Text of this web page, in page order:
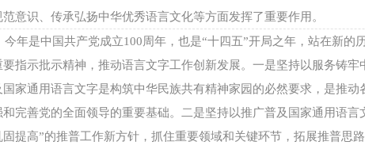
意识、传承弘扬中华优秀语言文化等方面发挥了重要作用。
今年是中国共产党成立100周年，也是“十四五”开局之年，站在新的
指示批示精神，推动语言文字工作创新发展。一是坚持以服务铸
家通用语言文字是构筑中华民族共有精神家园的必然要求，是推
完善党的全面领导的重要基础。二是坚持以推广普及国家通用语言
提高”的推普工作新方针，抓住重要领域和关键环节，拓展推普思